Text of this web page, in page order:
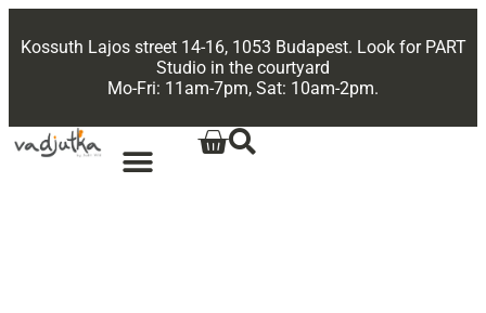
Kossuth Lajos street 14-16, 1053 Budapest. Look for PART
Studio in the courtyard
Mo-Fri: 11am-7pm, Sat: 10am-2pm.